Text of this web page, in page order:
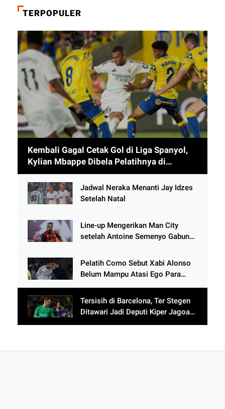
TERPOPULER
Kembali Gagal Cetak Gol di Liga Spanyol,
Kylian Mbappe Dibela Pelatihnya di
Timnas Prancis
Jadwal Neraka Menanti Jay Idzes
Setelah Natal
Line-up Mengerikan Man City
setelah Antoine Semenyo Gabung,
Ngos-ngosan
Pelatih Como Sebut Xabi Alonso
Belum Mampu Atasi Ego Para
Tersisih di Barcelona, Ter Stegen
Ditawari Jadi Deputi Kiper Jagoan
Lionel Messi